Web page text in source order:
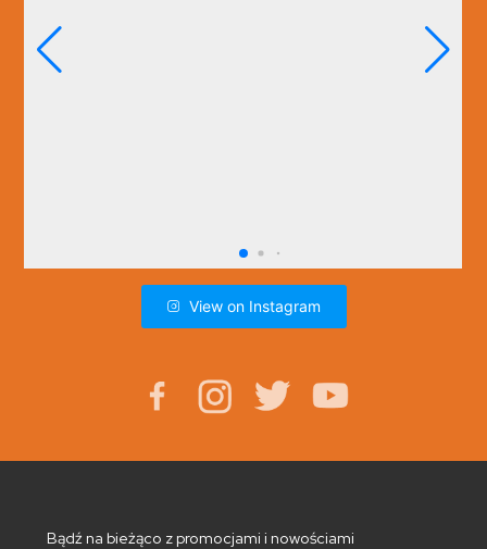
View on Instagram
Bądź na bieżąco z promocjami i nowościami